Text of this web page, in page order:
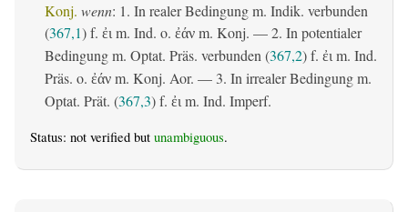
Konj. wenn: 1. In realer Bedingung m. Indik. verbunden
(367,1) f. ἐι m. Ind. o. ἐάν m. Konj. — 2. In potentialer
Bedingung m. Optat. Präs. verbunden (367,2) f. ἐι m. Ind.
Präs. o. ἐάν m. Konj. Aor. — 3. In irrealer Bedingung m.
Optat. Prät. (367,3) f. ἐι m. Ind. Imperf.
Status: not verified but unambiguous.